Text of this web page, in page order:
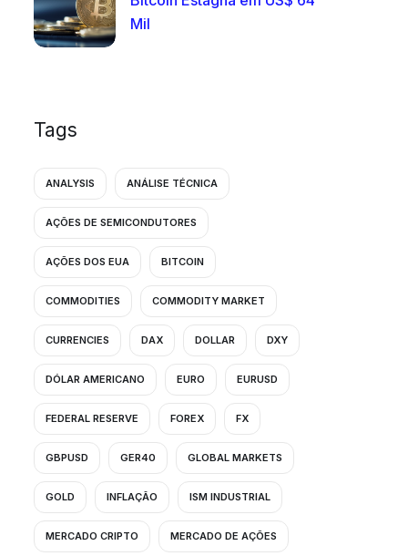
Mil
Tags
ANALYSIS ANÁLISE TÉCNICA
AÇÕES DE SEMICONDUTORES
AÇÕES DOS EUA BITCOIN
COMMODITIES COMMODITY MARKET
CURRENCIES DAX DOLLAR DXY
DÓLAR AMERICANO EURO EURUSD
FEDERAL RESERVE FOREX FX
GBPUSD GER40 GLOBAL MARKETS
GOLD INFLAÇÃO ISM INDUSTRIAL
MERCADO CRIPTO MERCADO DE AÇÕES